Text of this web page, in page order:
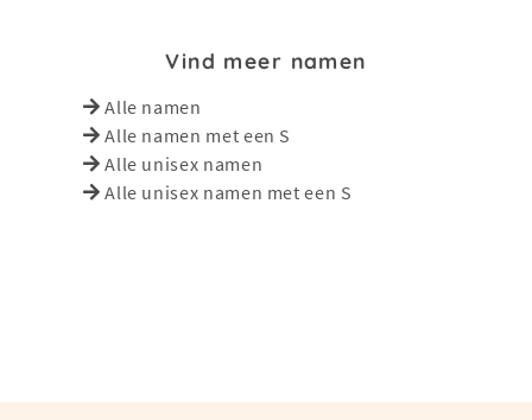
Vind meer namen
Alle namen
Alle namen met een S
Alle unisex namen
Alle unisex namen met een S